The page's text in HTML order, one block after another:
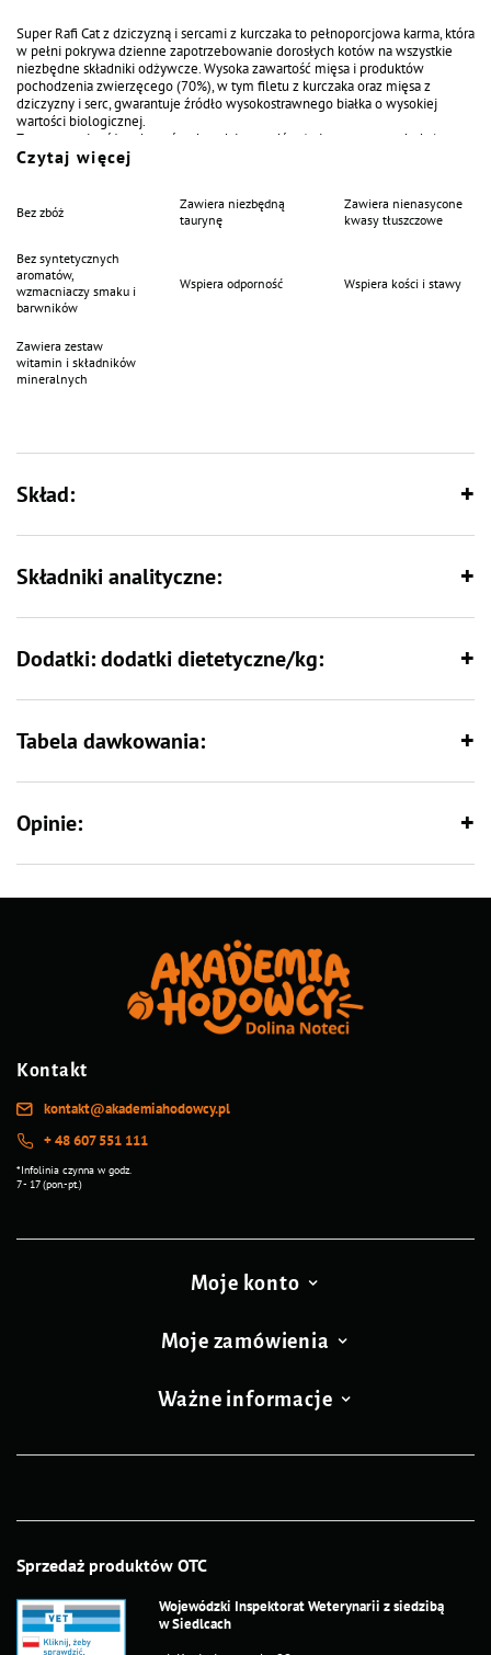
Rafi Cat z dziczyzną i sercami z
kurczaka zestaw 12 x 185 g
Rafi Cat mix smaków zestaw 12 x
185 g
Super Rafi Cat z dziczyzną i sercami z kurczaka to pełnoporcjowa karma, która
w pełni pokrywa dzienne zapotrzebowanie dorosłych kotów na wszystkie
niezbędne składniki odżywcze. Wysoka zawartość mięsa i produktów
pochodzenia zwierzęcego (70%), w tym filetu z kurczaka oraz mięsa z
dziczyzny i serc, gwarantuje źródło wysokostrawnego białka o wysokiej
wartości biologicznej.
Zastosowanie różnych typów tkanek i narządów (mięso, serca, podroby)
umożliwia zróżnicowanie profilu odżywczego oraz zapewnia atrakcyjną dla
metaboliczne i dba o kondycję skóry oraz sierści.
Dodatek tauryny odpowiada na specyficzne potrzeby żywieniowe kotów, a
funkcjonowanie układu kostnego i mięśniowego. Dzięki precyzyjnej
recepturze i starannemu doborowi składników, karma jest lekkostrawna i
dobrze przyswajalna.
Czytaj więcej
Bez zbóż
Zawiera niezbędną
taurynę
Zawiera nienasycone
kwasy tłuszczowe
Bez syntetycznych
aromatów,
wzmacniaczy smaku i
barwników
Wspiera odporność Wspiera kości i stawy
Zawiera zestaw
witamin i składników
mineralnych
Skład:
Składniki analityczne:
Dodatki: dodatki dietetyczne/kg:
Tabela dawkowania:
Opinie:
Kontakt
kontakt@akademiahodowcy.pl
+ 48 607 551 111
*Infolinia czynna w godz.
7 - 17 (pon.-pt.)
Moje konto
Moje zamówienia
Ważne informacje
Sprzedaż produktów OTC
Wojewódzki Inspektorat Weterynarii z siedzibą
w Siedlcach